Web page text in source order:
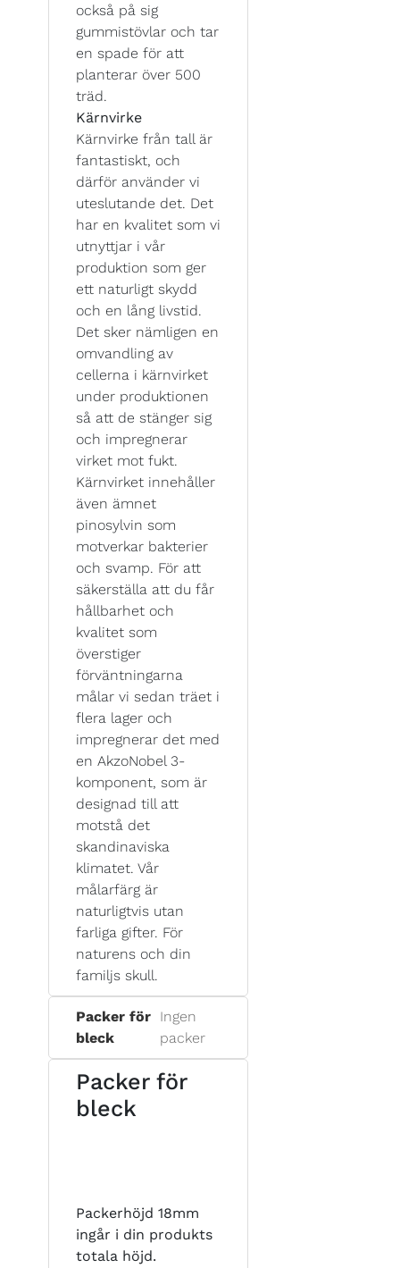
också på sig
gummistövlar och tar
en spade för att
planterar över 500
träd.
Kärnvirke
Kärnvirke från tall är
fantastiskt, och
därför använder vi
uteslutande det. Det
har en kvalitet som vi
utnyttjar i vår
produktion som ger
ett naturligt skydd
och en lång livstid.
Det sker nämligen en
omvandling av
cellerna i kärnvirket
under produktionen
så att de stänger sig
och impregnerar
virket mot fukt.
Kärnvirket innehåller
även ämnet
pinosylvin som
motverkar bakterier
och svamp. För att
säkerställa att du får
hållbarhet och
kvalitet som
överstiger
förväntningarna
målar vi sedan träet i
flera lager och
impregnerar det med
en AkzoNobel 3-
komponent, som är
designad till att
motstå det
skandinaviska
klimatet. Vår
målarfärg är
naturligtvis utan
farliga gifter. För
naturens och din
familjs skull.
Packer för
bleck
Ingen
packer
Packer för
bleck
Packerhöjd 18mm
ingår i din produkts
totala höjd.